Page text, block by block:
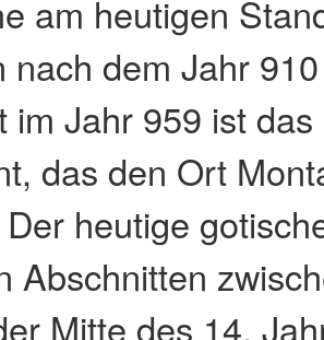
am heutigen
nach dem Jahr
im Jahr 959 ist
das den Ort
heutige
Abschnitten
Mitte des 14.